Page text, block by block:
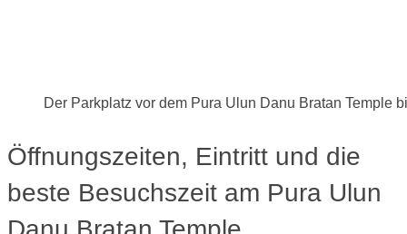
Der Parkplatz vor dem Pura Ulun Danu Bratan Temple
Öffnungszeiten, Eintritt und die
beste Besuchszeit am Pura Ulun